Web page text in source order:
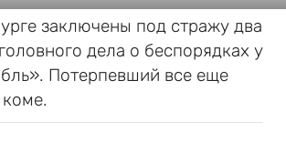
заключены под стражу два
дела о беспорядках у
Потерпевший все еще